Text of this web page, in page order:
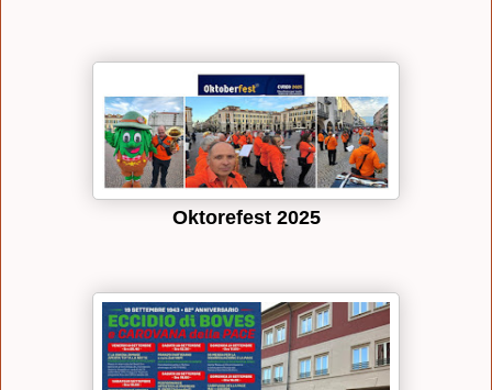
Oktorefest 2025